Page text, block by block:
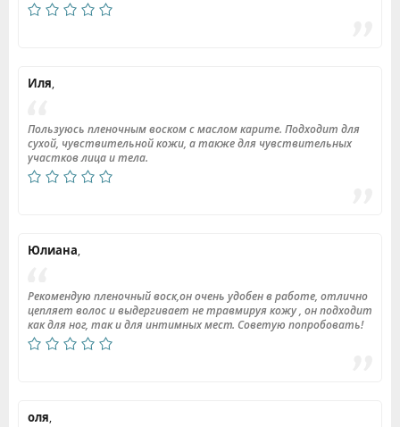
Иля,
Пользуюсь пленочным воском с маслом карите. Подходит для
сухой, чувствительной кожи, а также для чувствительных
участков лица и тела.
Юлиана,
Рекомендую пленочный воск,он очень удобен в работе, отлично
цепляет волос и выдергивает не травмируя кожу , он подходит
как для ног, так и для интимных мест. Советую попробовать!
оля,